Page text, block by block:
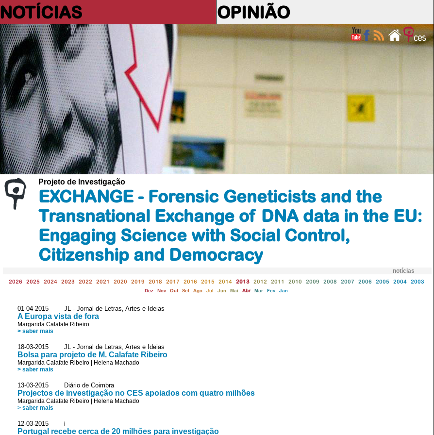
NOTÍCIAS OPINIÃO
Projeto de Investigação
EXCHANGE - Forensic Geneticists and the
Transnational Exchange of DNA data in the EU:
Engaging Science with Social Control,
Citizenship and Democracy
notícias
2026 2025 2024 2023 2022 2021 2020 2019 2018 2017 2016 2015 2014 2013 2012 2011 2010 2009 2008 2007 2006 2005 2004 2003
Dez Nov Out Set Ago Jul Jun Mai Abr Mar Fev Jan
01-04-2015 JL - Jornal de Letras, Artes e Ideias
A Europa vista de fora
Margarida Calafate Ribeiro
> saber mais
18-03-2015 JL - Jornal de Letras, Artes e Ideias
Bolsa para projeto de M. Calafate Ribeiro
Margarida Calafate Ribeiro
Helena Machado
> saber mais
13-03-2015 Diário de Coimbra
Projectos de investigação no CES apoiados com quatro milhões
Margarida Calafate Ribeiro
Helena Machado
> saber mais
12-03-2015 i
Portugal recebe cerca de 20 milhões para investigação